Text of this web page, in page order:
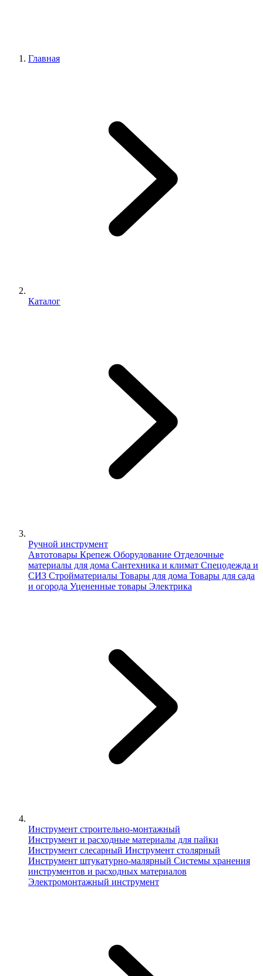
Главная
Каталог
Ручной инструмент
Автотовары Крепеж Оборудование Отделочные
материалы для дома Сантехника и климат Спецодежда и
СИЗ Стройматериалы Товары для дома Товары для сада
и огорода Уцененные товары Электрика
Инструмент строительно-монтажный
Инструмент и расходные материалы для пайки
Инструмент слесарный Инструмент столярный
Инструмент штукатурно-малярный Сиcтемы хранения
инструментов и расходных материалов
Электромонтажный инструмент